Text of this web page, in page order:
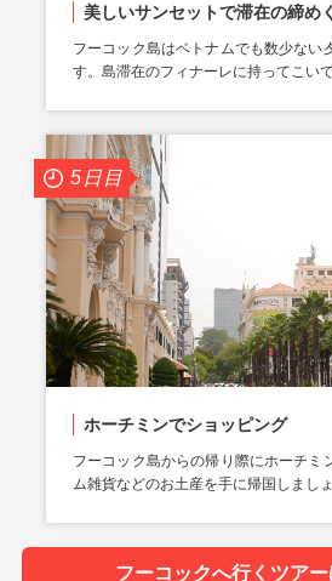
美しいサンセットで滞在の締め
フーコック島はベトナムでも数少ない
す。島滞在のフィナーレに持ってこいで
5日目
ホーチミンでショッピング
フーコック島からの帰り際にホーチミ
ム雑貨などのお土産を手に帰国しまし
フーコックへ行くツアー